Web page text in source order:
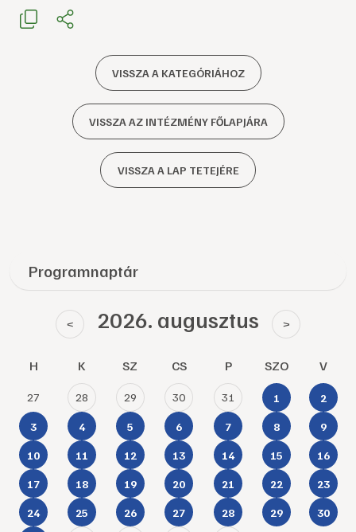
VISSZA A KATEGÓRIÁHOZ
VISSZA AZ INTÉZMÉNY FŐLAPJÁRA
VISSZA A LAP TETEJÉRE
Programnaptár
< 2026. augusztus >
H K SZ CS P SZO V
27 28 29 30 31 1 2
3 4 5 6 7 8 9
10 11 12 13 14 15 16
17 18 19 20 21 22 23
24 25 26 27 28 29 30